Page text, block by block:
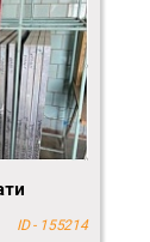
ID - 155214